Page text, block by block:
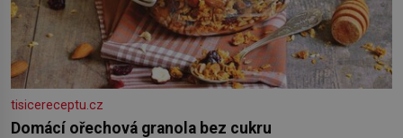
tisicereceptu.cz
Domácí ořechová granola bez cukru